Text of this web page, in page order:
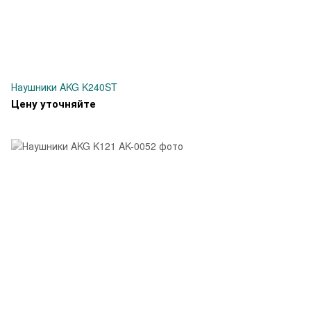
Наушники AKG K240ST
Цену уточняйте